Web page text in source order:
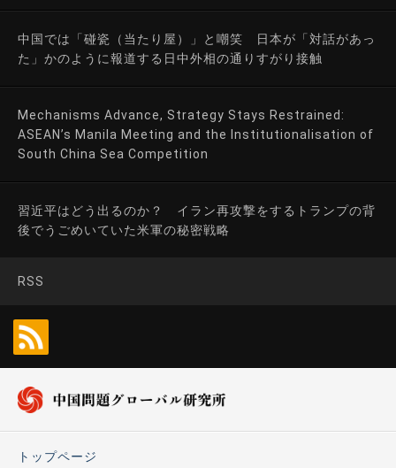
中国では「碰瓷（当たり屋）」と嘲笑 日本が「対話があっ
た」かのように報道する日中外相の通りすがり接触
Mechanisms Advance, Strategy Stays Restrained:
ASEAN’s Manila Meeting and the Institutionalisation of
South China Sea Competition
習近平はどう出るのか？ イラン再攻撃をするトランプの背
後でうごめいていた米軍の秘密戦略
RSS
トップページ